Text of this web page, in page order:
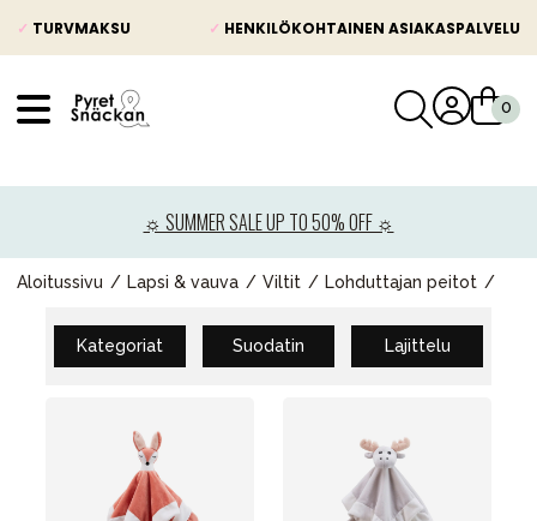
✓ TURVMAKSU ✓ HENKILÖKOHTAINEN ASIAKASPALVELU
☼ SUMMER SALE UP TO 50% OFF ☼
Aloitussivu Lapsi & vauva Viltit Lohduttajan peitot
Kategoriat Suodatin Lajittelu
Lastenvaunut
Lasten turvaistuimet
Vauvan paketti
Lapsi & vauva
Huonekalut & vuodevaatteet